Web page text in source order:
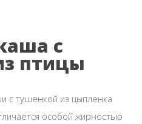
с
птицы
с тушенкой из цыпленка
особой жирностью